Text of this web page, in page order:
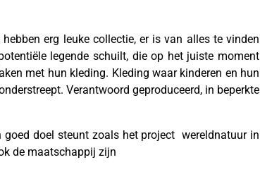
erg leuke collectie, er is van alles te vinden
legende schuilt, die op het juiste moment
met hun kleding. Kleding waar kinderen en hun
Verantwoord geproduceerd, in beperkte
doel steunt zoals het project wereldnatuur in
de maatschappij zijn